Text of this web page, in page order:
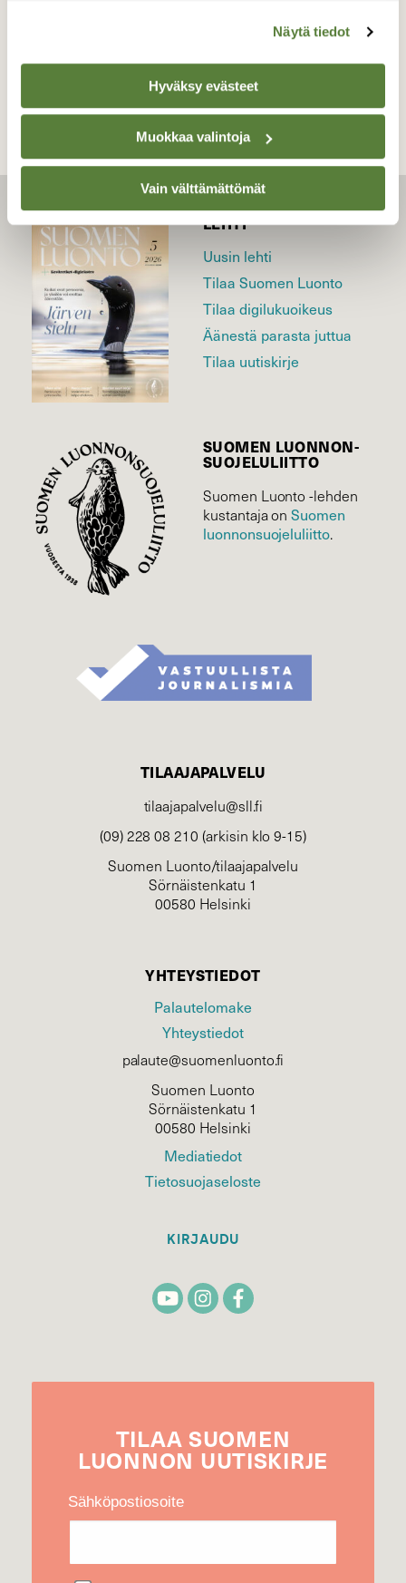
Näytä tiedot
Hyväksy evästeet
Muokkaa valintoja
Vain välttämättömät
LEHTI
Uusin lehti
Tilaa Suomen Luonto
Tilaa digilukuoikeus
Äänestä parasta juttua
Tilaa uutiskirje
SUOMEN LUONNON­
SUOJELU­LIITTO
Suomen Luonto -lehden
kustantaja onSuomen
luonnonsuojelu­liitto.
TILAAJAPALVELU
tilaajapalvelu@sll.fi
(09) 228 08 210 (arkisin klo 9-15)
Suomen Luonto/tilaajapalvelu
Sörnäistenkatu 1
00580 Helsinki
YHTEYSTIEDOT
Palautelomake
Yhteystiedot
palaute@suomenluonto.fi
Suomen Luonto
Sörnäistenkatu 1
00580 Helsinki
Mediatiedot
Tietosuojaseloste
KIRJAUDU
TILAA SUOMEN
LUONNON UUTIS­KIRJE
Sähköpostiosoite